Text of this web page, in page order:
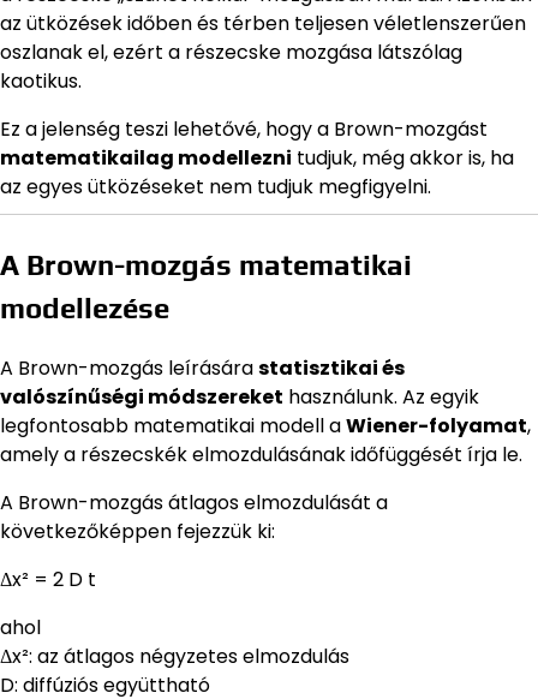
az ütközések időben és térben teljesen véletlenszerűen
oszlanak el, ezért a részecske mozgása látszólag
kaotikus.
Ez a jelenség teszi lehetővé, hogy a Brown-mozgást
matematikailag modellezni tudjuk, még akkor is, ha
az egyes ütközéseket nem tudjuk megfigyelni.
A Brown-mozgás matematikai
modellezése
A Brown-mozgás leírásárastatisztikai és
valószínűségi módszereket használunk. Az egyik
legfontosabb matematikai modell aWiener-folyamat,
amely a részecskék elmozdulásának időfüggését írja le.
A Brown-mozgás átlagos elmozdulását a
következőképpen fejezzük ki:
Δx² = 2 D t
ahol
Δx²: az átlagos négyzetes elmozdulás
D: diffúziós együttható